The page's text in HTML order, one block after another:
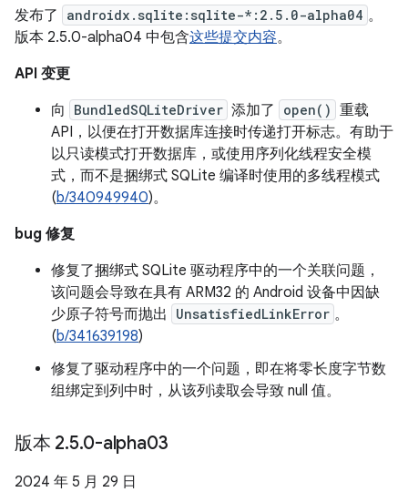
发布了
androidx.sqlite:sqlite-*:2.5.0-alpha04 。
版本 2.5.0-alpha04 中包含这些提交内容。
API 变更
向
BundledSQLiteDriver 添加了 open() 重载
API，以便在打开数据库连接时传递打开标志。有助于
以只读模式打开数据库，或使用序列化线程安全模
式，而不是捆绑式 SQLite 编译时使用的多线程模式
(b/340949940)。
bug 修复
修复了捆绑式 SQLite 驱动程序中的一个关联问题，
该问题会导致在具有 ARM32 的 Android 设备中因缺
少原子符号而抛出
UnsatisfiedLinkError 。
(b/341639198)
修复了驱动程序中的一个问题，即在将零长度字节数
组绑定到列中时，从该列读取会导致 null 值。
版本 2.5.0-alpha03
2024 年 5 月 29 日